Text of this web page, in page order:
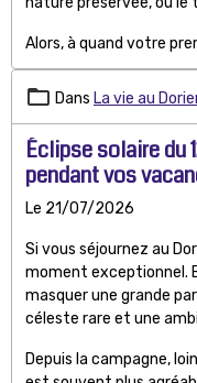
Alors, à quand votre
Dans La vie au
Éclipse solaire du
pendant vos
Le 21/07/2026
Si vous séjournez au
moment exceptionnel.
masquer une grande
céleste rare et une
Depuis la campagne,